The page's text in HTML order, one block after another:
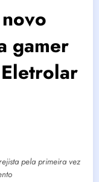
gamer
pela primeira vez